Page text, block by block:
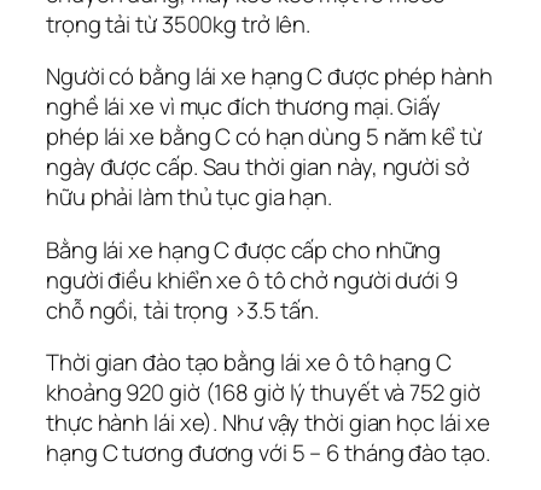
trọng tải từ 3500kg trở lên.
Người có bằng lái xe hạng C được phép hành
nghề lái xe vì mục đích thương mại. Giấy
phép lái xe bằng C có hạn dùng 5 năm kể từ
ngày được cấp. Sau thời gian này, người sở
hữu phải làm thủ tục gia hạn.
Bằng lái xe hạng C được cấp cho những
người điều khiển xe ô tô chở người dưới 9
chỗ ngồi, tải trọng >3.5 tấn.
Thời gian đào tạo bằng lái xe ô tô hạng C
khoảng 920 giờ (168 giờ lý thuyết và 752 giờ
thực hành lái xe). Như vậy thời gian học lái xe
hạng C tương đương với 5 – 6 tháng đào tạo.